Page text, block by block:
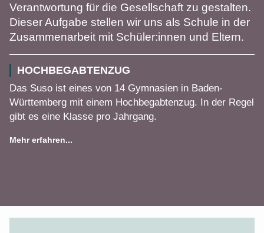
Verantwortung für die Gesellschaft zu gestalten.
Dieser Aufgabe stellen wir uns als Schule in der
Zusammenarbeit mit Schüler:innen und Eltern.
HOCHBEGABTENZUG
Das Suso ist eines von 14 Gymnasien in Baden-
Württemberg mit einem Hochbegabtenzug. In der Regel
gibt es eine Klasse pro Jahrgang.
Mehr erfahren...